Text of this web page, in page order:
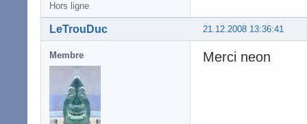
Hors ligne
21.12.2008 13:36:41
LeTrouDuc
Membre Merci neon